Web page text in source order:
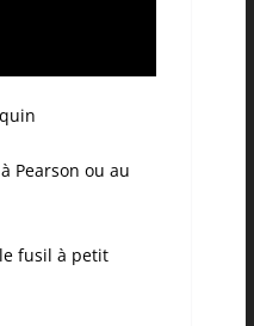
Pearson ou au
fusil à petit